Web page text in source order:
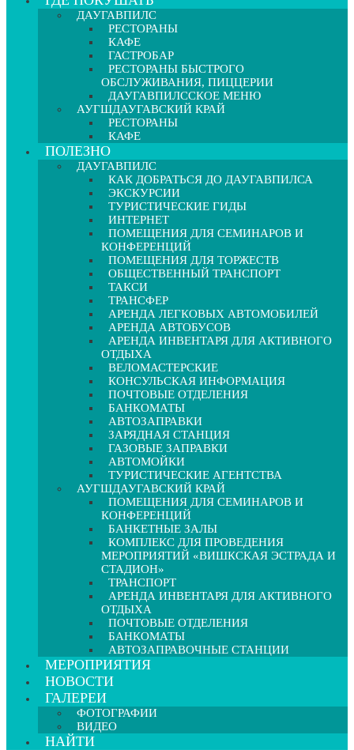
ДАУГАВПИЛС
РЕСТОРАНЫ
КАФЕ
ГАСТРОБАР
РЕСТОРАНЫ БЫСТРОГО
ОБСЛУЖИВАНИЯ, ПИЦЦЕРИИ
ДАУГАВПИЛССКОЕ МЕНЮ
АУГШДАУГАВСКИЙ КРАЙ
РЕСТОРАНЫ
КАФЕ
ПОЛЕЗНО
ДАУГАВПИЛС
КАК ДОБРАТЬСЯ ДО ДАУГАВПИЛСА
ЭКСКУРСИИ
ТУРИСТИЧЕСКИЕ ГИДЫ
ИНТЕРНЕТ
ПОМЕЩЕНИЯ ДЛЯ СЕМИНАРОВ И
КОНФЕРЕНЦИЙ
ПОМЕЩЕНИЯ ДЛЯ ТОРЖЕСТВ
ОБЩЕСТВЕННЫЙ ТРАНСПОРТ
ТАКСИ
ТРАНСФЕР
АРЕНДА ЛЕГКОВЫХ АВТОМОБИЛЕЙ
АРЕНДА АВТОБУСОВ
АРЕНДА ИНВЕНТАРЯ ДЛЯ АКТИВНОГО
ОТДЫХА
ВЕЛОМАСТЕРСКИЕ
КОНСУЛЬСКАЯ ИНФОРМАЦИЯ
ПОЧТОВЫЕ ОТДЕЛЕНИЯ
БАНКОМАТЫ
АВТОЗАПРАВКИ
ЗАРЯДНАЯ СТАНЦИЯ
ГАЗОВЫЕ ЗАПРАВКИ
АВТОМОЙКИ
ТУРИСТИЧЕСКИЕ АГЕНТСТВА
АУГШДАУГАВСКИЙ КРАЙ
ПОМЕЩЕНИЯ ДЛЯ СЕМИНАРОВ И
КОНФЕРЕНЦИЙ
БАНКЕТНЫЕ ЗАЛЫ
КОМПЛЕКС ДЛЯ ПРОВЕДЕНИЯ
МЕРОПРИЯТИЙ «ВИШКСКАЯ ЭСТРАДА И
СТАДИОН»
ТРАНСПОРТ
АРЕНДА ИНВЕНТАРЯ ДЛЯ АКТИВНОГО
ОТДЫХА
ПОЧТОВЫЕ ОТДЕЛЕНИЯ
БАНКОМАТЫ
АВТОЗАПРАВОЧНЫЕ СТАНЦИИ
МЕРОПРИЯТИЯ
НОВОСТИ
ГАЛЕРЕИ
ФОТОГРАФИИ
ВИДЕО
НАЙТИ